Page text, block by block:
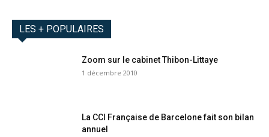
LES + POPULAIRES
Zoom sur le cabinet Thibon-Littaye
1 décembre 2010
La CCI Française de Barcelone fait son bilan
annuel